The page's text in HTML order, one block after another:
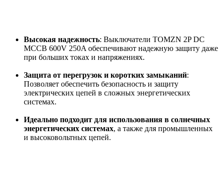
Высокая надежность: Выключатели TOMZN 2P DC
MCCB 600V 250A обеспечивают надежную защиту даже
при больших токах и напряжениях.
Защита от перегрузок и коротких замыканий:
Позволяет обеспечить безопасность и защиту
электрических цепей в сложных энергетических
системах.
Идеально подходит для использования в солнечных
энергетических системах, а также для промышленных
и высоковольтных цепей.